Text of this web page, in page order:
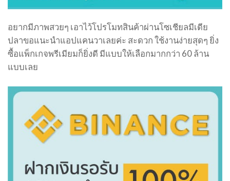
อยากมีภาพสวยๆ เอาไว้โปรโมทสินค้าผ่านโซเชียลมีเดีย
ปลาขอแนะนำแอปแคนวาเลยค่ะ สะดวก ใช้งานง่ายสุดๆ ยิ่ง
ซื้อแพ็กเกจพรีเมียมก็ยิ่งดี มีแบบให้เลือกมากกว่า 60 ล้าน
แบบเลย